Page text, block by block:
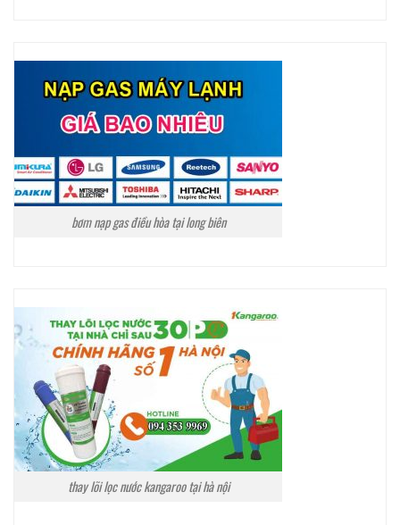
bơm nạp gas điều hòa tại long biên
thay lõi lọc nước kangaroo tại hà nội